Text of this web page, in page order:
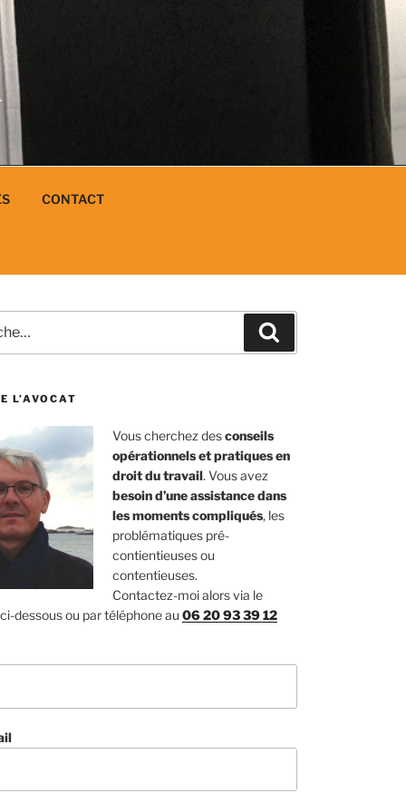
CONTACT
L’AVOCAT
Vous cherchez desconseils
opérationnels et pratiques en
droit du travail. Vous avez
besoin d’une assistance dans
les moments compliqués, les
problématiques pré-
contientieuses ou
contentieuses.
Contactez-moi alors via le
dessous ou par téléphone au 06 20 93 39 12